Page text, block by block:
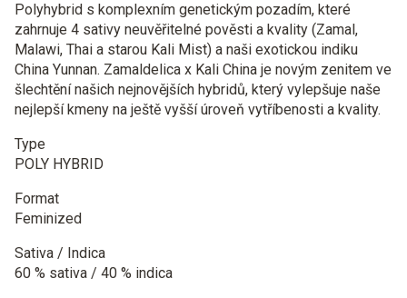
Polyhybrid s komplexním genetickým pozadím, které
zahrnuje 4 sativy neuvěřitelné pověsti a kvality (Zamal,
Malawi, Thai a starou Kali Mist) a naši exotickou indiku
China Yunnan. Zamaldelica x Kali China je novým zenitem ve
šlechtění našich nejnovějších hybridů, který vylepšuje naše
nejlepší kmeny na ještě vyšší úroveň vytříbenosti a kvality.
Type
POLY HYBRID
Format
Feminized
Sativa / Indica
60 % sativa / 40 % indica